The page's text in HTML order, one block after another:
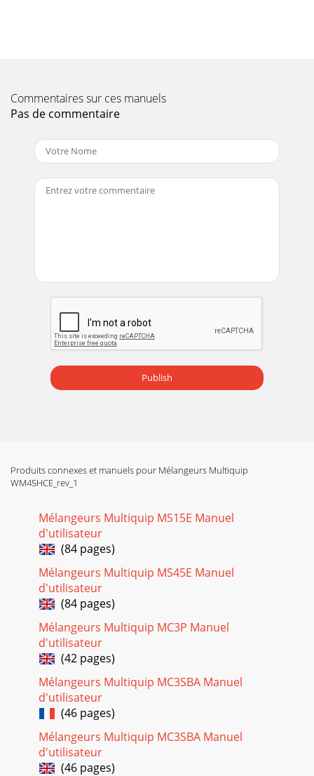
Page 14 - MOTEUR DE BASE
du pignon de l'engrenage d&apo
Page 15 - (niveau d'huile)
(MOTEUR)Toutes les pannes peuvent p
section suivante explique les différents
Page 18 - ENTRETIEN (MOTEUR)
Page 19
DE NOM ET DÉCALSNO. O. 
CONTENEUR ACIER3777424842208081239
Page 22 - DÉPANNAGE (MOTEUR)
CONTENEUR ACIERNO.  
Page 23 - DÉPANNAGE (MOTEUR/MÉLANGEUR)
RESPIRATOIRES/SILICOSEAVERTISSEME
Page 24 - COLONNE Remarques
ARBRE PALETTEFOND DEREMORQUECENTRE
Page 25 - PIÈCES DE RECHANGE SUGGÉRÉES
ARBRE PALETTENO.  
Commentaires sur ces manuels
Pas de commentaire
Publish
Produits connexes et manuels pour Mélangeurs Multiquip
WM45HCE_rev_1
Mélangeurs Multiquip MS15E Manuel
d'utilisateur
(84 pages)
Mélangeurs Multiquip MS45E Manuel
d'utilisateur
(84 pages)
Mélangeurs Multiquip MC3P Manuel
d'utilisateur
(42 pages)
Mélangeurs Multiquip MC3SBA Manuel
d'utilisateur
(46 pages)
Mélangeurs Multiquip MC3SBA Manuel
d'utilisateur
(46 pages)